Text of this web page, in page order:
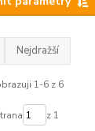
Nejdražší
1-6 z 6
z 1